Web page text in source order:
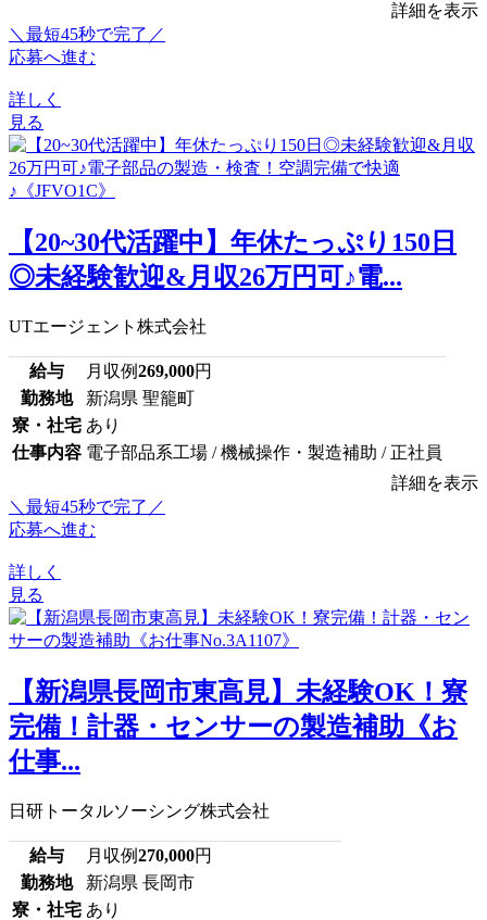
詳細を表示
＼最短45秒で完了／
応募へ進む
詳しく
見る
【20~30代活躍中】年休たっぷり150日
◎未経験歓迎&月収26万円可♪電...
UTエージェント株式会社
給与 月収例269,000円
勤務地
新潟県 聖籠町
寮・社宅 あり
仕事内容 電子部品系工場 / 機械操作・製造補助 / 正社員
詳細を表示
＼最短45秒で完了／
応募へ進む
詳しく
見る
【新潟県長岡市東高見】未経験OK！寮
完備！計器・センサーの製造補助《お
仕事...
日研トータルソーシング株式会社
給与 月収例270,000円
勤務地
新潟県 長岡市
寮・社宅 あり